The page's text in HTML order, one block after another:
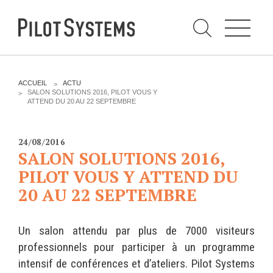
i
DÉV WEB
Expression de besoins
Développement
d'applications
Optimisations et tunning
Formations
Gestion de contenu
Mobilité
Le serveur d'applications
Zinnia
V
O
S
I
C
I
:
ACCUEIL
ACTU
SALON SOLUTIONS 2016, PILOT VOUS Y
ATTEND DU 20 AU 22 SEPTEMBRE
24/08/2016
SALON SOLUTIONS 2016,
PILOT VOUS Y ATTEND DU
20 AU 22 SEPTEMBRE
Un salon attendu par plus de 7000 visiteurs
professionnels pour participer à un programme
intensif de conférences et d’ateliers. Pilot Systems